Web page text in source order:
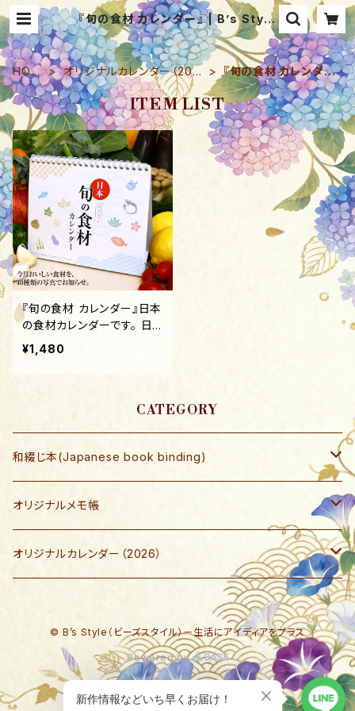
『旬の食材 カレンダー』 | B’s Style
（ビーズスタイル）－生活にアイディア
をプラス
HOM
E
オリジナルカレンダー（202
6）
『旬の食材 カレンダ
ー』
ITEM LIST
『旬の食材 カレンダー』日本
の食材カレンダーです。 日
本には四季があり、季節ごと
の美味しい食材があります。
んでいます。食材の本当に美
しい旬の時期を思い出して
れております。ぜひ楽しんで
¥1,480
CATEGORY
和綴じ本(Japanese book binding)
和綴じ本 レプリカ
和綴じ本制作キット
オリジナルメモ帳
ブロックメモ帳
オリジナルカレンダー（2026）
『自分で作るアルバムカレンダー』
『旬の食材 カレンダー』
© B’s Style（ビーズスタイル）－生活にアイディアをプラス
Powered by
ショップに質問する